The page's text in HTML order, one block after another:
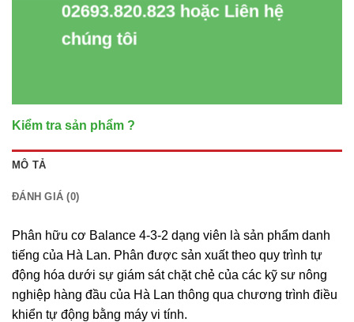
02693.820.823 hoặc Liên hệ
chúng tôi
Kiểm tra sản phẩm ?
MÔ TẢ
ĐÁNH GIÁ (0)
Phân hữu cơ Balance 4-3-2 dạng viên là sản phẩm danh
tiếng của Hà Lan. Phân được sản xuất theo quy trình tự
động hóa dưới sự giám sát chặt chẻ của các kỹ sư nông
nghiệp hàng đầu của Hà Lan thông qua chương trình điều
khiển tự động bằng máy vi tính.